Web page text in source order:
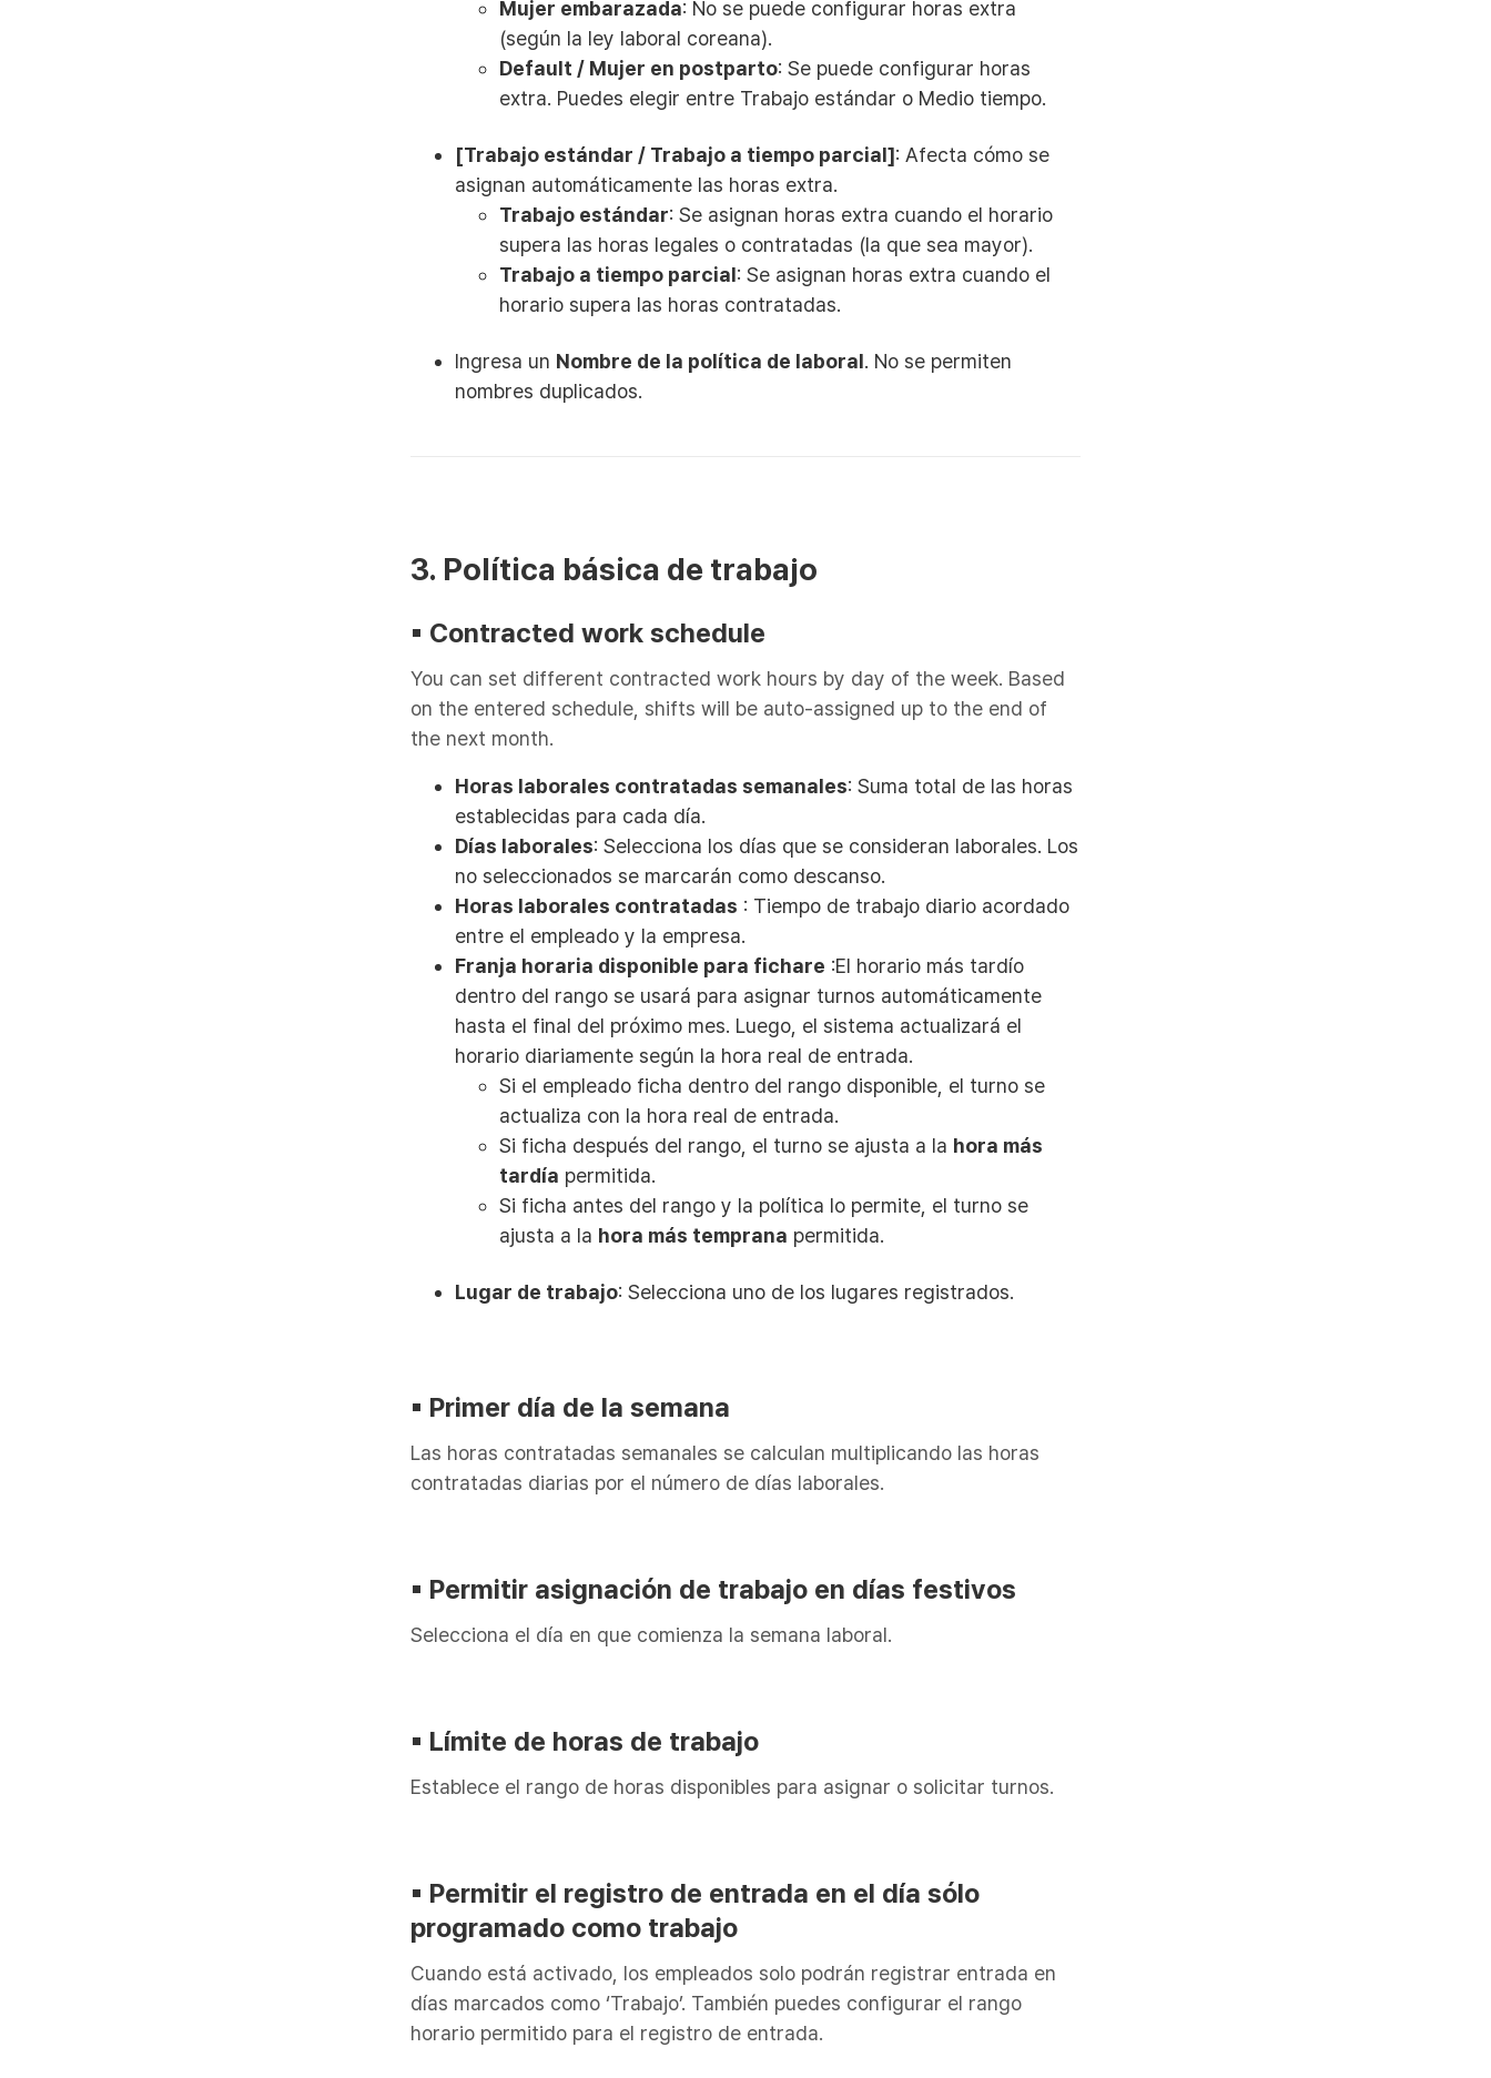
Mujer embarazada: No se puede configurar horas extra
(según la ley laboral coreana).
Default / Mujer en postparto: Se puede configurar horas
extra. Puedes elegir entre Trabajo estándar o Medio tiempo.
[Trabajo estándar / Trabajo a tiempo parcial]: Afecta cómo se
asignan automáticamente las horas extra.
Trabajo estándar: Se asignan horas extra cuando el horario
supera las horas legales o contratadas (la que sea mayor).
Trabajo a tiempo parcial: Se asignan horas extra cuando el
horario supera las horas contratadas.
Ingresa un Nombre de la política de laboral. No se permiten
nombres duplicados.
3. Política básica de trabajo
▪︎ Contracted work schedule
You can set different contracted work hours by day of the week. Based
on the entered schedule, shifts will be auto-assigned up to the end of
the next month.
Horas laborales contratadas semanales: Suma total de las horas
establecidas para cada día.
Días laborales: Selecciona los días que se consideran laborales. Los
no seleccionados se marcarán como descanso.
Horas laborales contratadas : Tiempo de trabajo diario acordado
entre el empleado y la empresa.
Franja horaria disponible para fichare :El horario más tardío
dentro del rango se usará para asignar turnos automáticamente
hasta el final del próximo mes. Luego, el sistema actualizará el
horario diariamente según la hora real de entrada.
Si el empleado ficha dentro del rango disponible, el turno se
actualiza con la hora real de entrada.
Si ficha después del rango, el turno se ajusta a la hora más
tardía permitida.
Si ficha antes del rango y la política lo permite, el turno se
ajusta a la hora más temprana permitida.
Lugar de trabajo: Selecciona uno de los lugares registrados.
▪︎ Primer día de la semana
Las horas contratadas semanales se calculan multiplicando las horas
contratadas diarias por el número de días laborales.
▪︎ Permitir asignación de trabajo en días festivos
Selecciona el día en que comienza la semana laboral.
▪︎ Límite de horas de trabajo
Establece el rango de horas disponibles para asignar o solicitar turnos.
▪︎ Permitir el registro de entrada en el día sólo
programado como trabajo
Cuando está activado, los empleados solo podrán registrar entrada en
días marcados como ‘Trabajo’. También puedes configurar el rango
horario permitido para el registro de entrada.